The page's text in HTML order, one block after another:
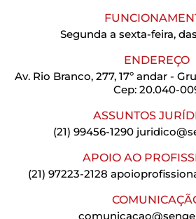
Segunda a sexta-feira,
ENDEREÇO
Av. Rio Branco, 277, 17º andar -
Cep: 20.040-
ASSUNTOS
(21) 99456-1290
APOIO AO
(21) 97223-2128